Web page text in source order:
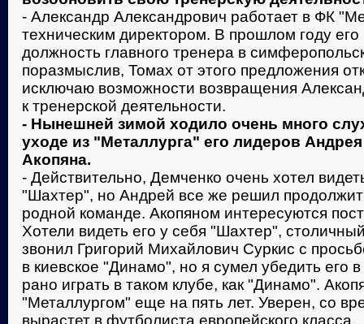
- Александр Александрович работает в ФК
техническим директором. В прошлом году
должность главного тренера в
поразмыслив, Томах от этого предложения
исключаю возможности возвращения
к тренерской деятельности.
- Нынешней зимой ходило очень много
уходе из "Металлурга" его лидеров
Акопяна.
- Действительно, Демченко очень хотел
"Шахтер", но Андрей все же решил
родной команде. Акопяном интересуются
Хотели видеть его у себя "Шахтер",
звонил Григорий Михайлович Суркис с
в киевское "Динамо", но я сумел убедить его
рано играть в таком клубе, как "Динамо".
"Металлургом" еще на пять лет. Уверен, со
вырастет в футболиста европейского класса.